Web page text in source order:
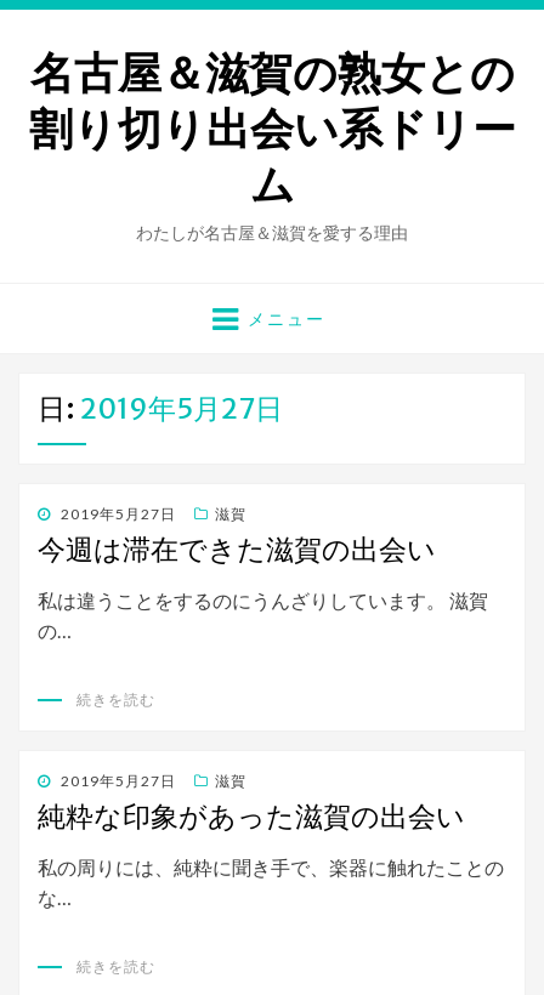
名古屋＆滋賀の熟女との
割り切り出会い系ドリー
ム
わたしが名古屋＆滋賀を愛する理由
メニュー
日: 2019年5月27日
投
稿
日:
2019年5月27日 滋賀
今週は滞在できた滋賀の出会い
私は違うことをするのにうんざりしています。 滋賀
の…
続きを読む
投
稿
日:
2019年5月27日 滋賀
純粋な印象があった滋賀の出会い
私の周りには、純粋に聞き手で、楽器に触れたことの
な…
続きを読む